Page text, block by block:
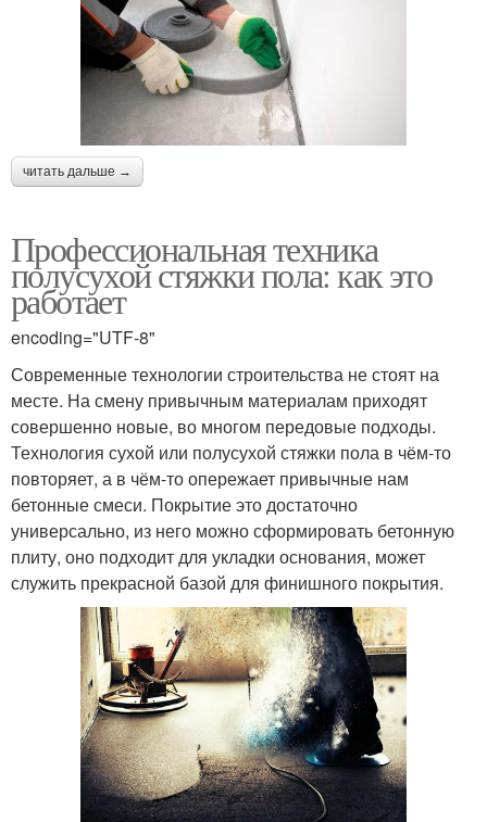
читать дальше →
Профессиональная техника
полусухой стяжки пола: как это
работает
encoding="UTF-8"
Современные технологии строительства не стоят на
месте. На смену привычным материалам приходят
совершенно новые, во многом передовые подходы.
Технология сухой или полусухой стяжки пола в чём-то
повторяет, а в чём-то опережает привычные нам
бетонные смеси. Покрытие это достаточно
универсально, из него можно сформировать бетонную
плиту, оно подходит для укладки основания, может
служить прекрасной базой для финишного покрытия.